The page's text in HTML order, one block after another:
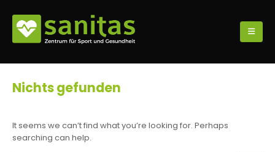
Nichts gefunden
It seems we can’t find what you’re looking for. Perhaps
searching can help.